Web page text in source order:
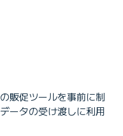
販促ツールを事前に制
ータの受け渡しに利用